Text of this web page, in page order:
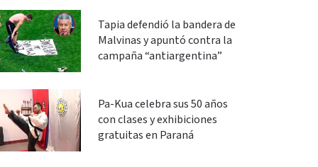
Tapia defendió la bandera de
Malvinas y apuntó contra la
campaña “antiargentina”
Pa-Kua celebra sus 50 años
con clases y exhibiciones
gratuitas en Paraná